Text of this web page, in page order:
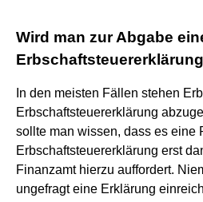
Wird man zur Abgabe
In den meisten Fällen stehen
Erbschaftsteuererklärung
sollte man wissen, dass es eine
Erbschaftsteuererklärung erst
Finanzamt hierzu auffordert.
ungefragt eine Erklärung